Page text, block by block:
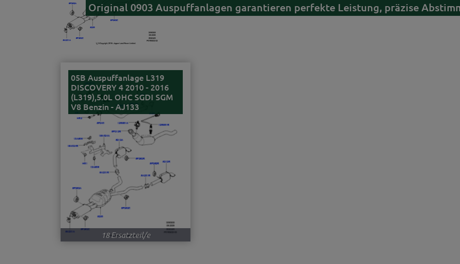
Original 0903 Auspuffanlagen garantieren perfekte Leistung, präzise
05B Auspuffanlage L319
DISCOVERY 4 2010 - 2016
(L319),5.0L OHC SGDI SGM
V8 Benzin - AJ133
18 Ersatzteil/e